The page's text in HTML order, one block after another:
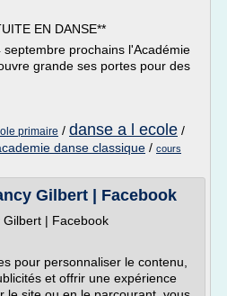
EN DANSE**
prochains l'Académie
grande ses portes pour des
primaire / danse a l ecole /
danse classique / cours
Gilbert | Facebook
| Facebook
pour personnaliser le contenu,
et offrir une expérience